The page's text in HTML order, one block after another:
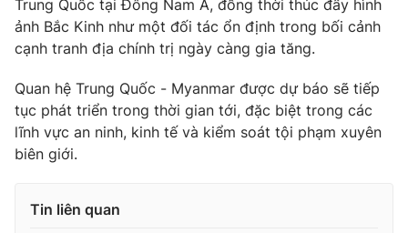
Ðiện thoại Thời báo VTV: 024.66 897 897
Email:toasoan@vtv.vn
Liên hệ quảng cáo:
024-7300.7108
Trung Quốc tại Đông Nam Á, đồng thời thúc đẩy hình
ảnh Bắc Kinh như một đối tác ổn định trong bối cảnh
cạnh tranh địa chính trị ngày càng gia tăng.
Quan hệ Trung Quốc - Myanmar được dự báo sẽ tiếp
tục phát triển trong thời gian tới, đặc biệt trong các
lĩnh vực an ninh, kinh tế và kiểm soát tội phạm xuyên
biên giới.
Tin liên quan